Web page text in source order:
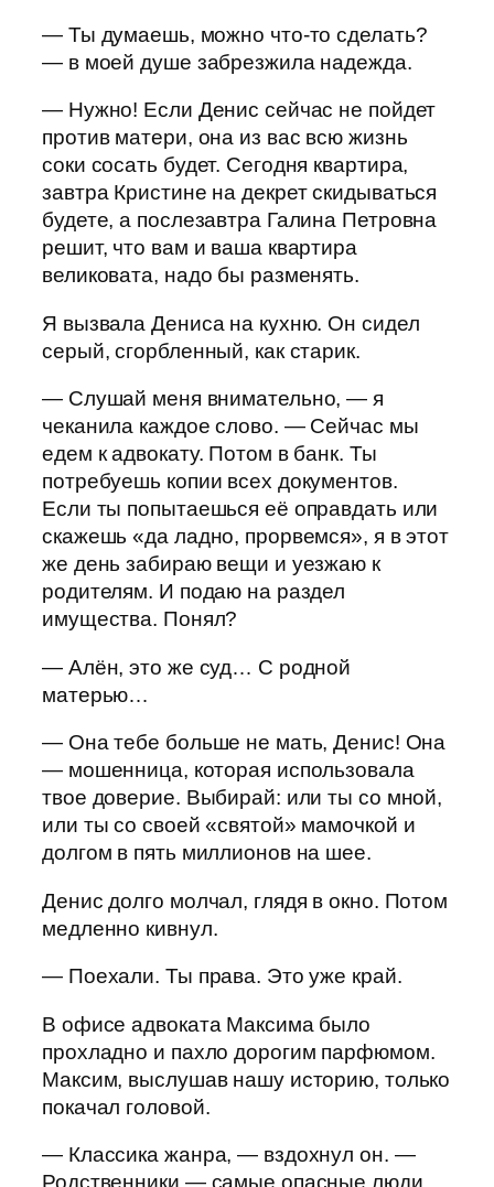
— Ты думаешь, можно что-то сделать?
— в моей душе забрезжила надежда.
— Нужно! Если Денис сейчас не пойдет
против матери, она из вас всю жизнь
соки сосать будет. Сегодня квартира,
завтра Кристине на декрет скидываться
будете, а послезавтра Галина Петровна
решит, что вам и ваша квартира
великовата, надо бы разменять.
Я вызвала Дениса на кухню. Он сидел
серый, сгорбленный, как старик.
— Слушай меня внимательно, — я
чеканила каждое слово. — Сейчас мы
едем к адвокату. Потом в банк. Ты
потребуешь копии всех документов.
Если ты попытаешься её оправдать или
скажешь «да ладно, прорвемся», я в этот
же день забираю вещи и уезжаю к
родителям. И подаю на раздел
имущества. Понял?
— Алён, это же суд… С родной
матерью…
— Она тебе больше не мать, Денис! Она
— мошенница, которая использовала
твое доверие. Выбирай: или ты со мной,
или ты со своей «святой» мамочкой и
долгом в пять миллионов на шее.
Денис долго молчал, глядя в окно. Потом
медленно кивнул.
— Поехали. Ты права. Это уже край.
В офисе адвоката Максима было
прохладно и пахло дорогим парфюмом.
Максим, выслушав нашу историю, только
покачал головой.
— Классика жанра, — вздохнул он. —
Родственники — самые опасные люди,